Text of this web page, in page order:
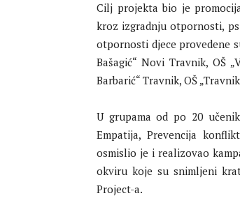
Cilj projekta bio je
kroz izgradnju otpornosti,
otpornosti djece provedene
Bašagić“ Novi Travnik, OŠ
Barbarić“ Travnik, OŠ
U grupama od po 20
Empatija, Prevencija
osmislio je i realizovao
okviru koje su snimljeni
Project-a.